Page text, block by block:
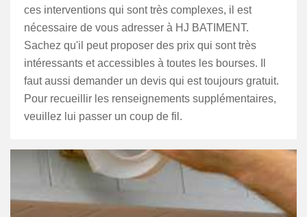
ces interventions qui sont très complexes, il est
nécessaire de vous adresser à HJ BATIMENT.
Sachez qu'il peut proposer des prix qui sont très
intéressants et accessibles à toutes les bourses. Il
faut aussi demander un devis qui est toujours gratuit.
Pour recueillir les renseignements supplémentaires,
veuillez lui passer un coup de fil.